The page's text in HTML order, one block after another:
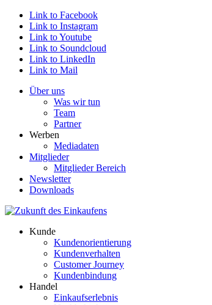
Link to Facebook
Link to Instagram
Link to Youtube
Link to Soundcloud
Link to LinkedIn
Link to Mail
Über uns
Was wir tun
Team
Partner
Werben
Mediadaten
Mitglieder
Mitglieder Bereich
Newsletter
Downloads
Kunde
Kundenorientierung
Kundenverhalten
Customer Journey
Kundenbindung
Handel
Einkaufserlebnis